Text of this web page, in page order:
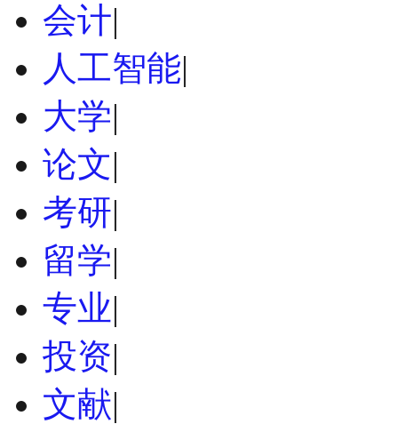
会计|
人工智能|
大学|
论文|
考研|
留学|
专业|
投资|
文献|